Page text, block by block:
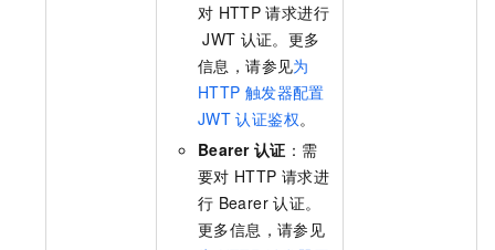
对 HTTP 请求进行
JWT 认证。更多
信息，请参见为
HTTP 触发器配置
JWT 认证鉴权。
Bearer 认证 ：需
要对 HTTP 请求进
行 Bearer 认证。
更多信息，请参见